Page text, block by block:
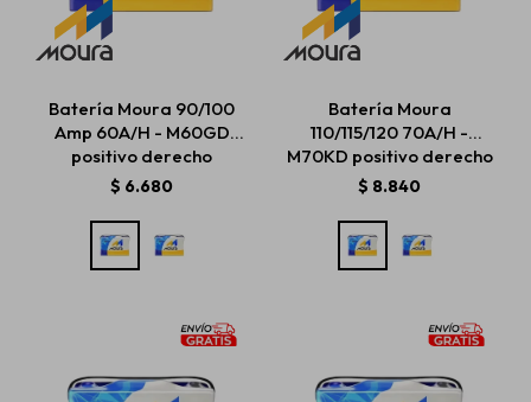
Batería Moura 90/100
Amp 60A/H - M60GD
positivo derecho
$ 6.680
Batería Moura
110/115/120 70A/H -
M70KD positivo derecho
$ 8.840
Servicios